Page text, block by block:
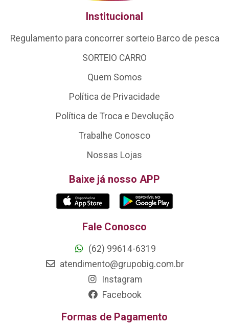
Institucional
Regulamento para concorrer sorteio Barco de pesca
SORTEIO CARRO
Quem Somos
Política de Privacidade
Política de Troca e Devolução
Trabalhe Conosco
Nossas Lojas
Baixe já nosso APP
Fale Conosco
(62) 99614-6319
atendimento@grupobig.com.br
Instagram
Facebook
Formas de Pagamento